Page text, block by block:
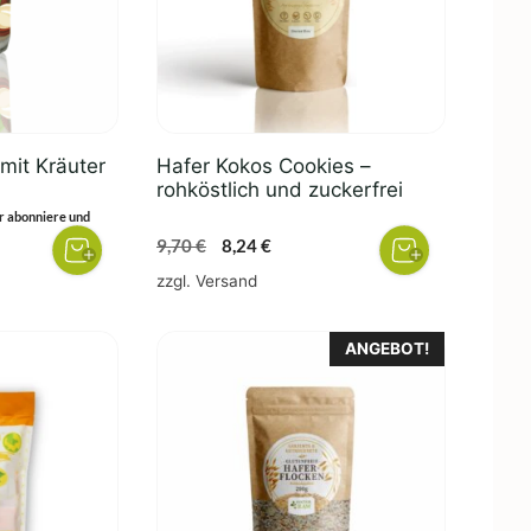
Kräuter
abonniere und
Hafer Kokos Cookies –
rohköstlich und zuckerfrei
9,70€
Ursprünglicher
Preis
8,24€Aktueller
zzgl. Versand
ANGEBOT!